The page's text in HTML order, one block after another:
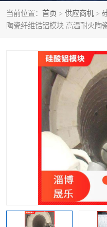
当前位置： 首页 > 供应商机 >
陶瓷纤维锆铝模块 高温耐火陶
硅酸铝散棉
硅酸铝纤维毡
硅酸铝保温棉